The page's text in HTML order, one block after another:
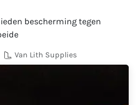
bescherming tegen
Van Lith Supplies